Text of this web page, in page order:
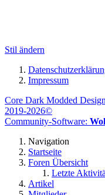
Stil ändern
Impressum
Core Dark Modded
2019-2026©
Community-Software:
Navigation
Startseite
Foren Übersicht
Letzte
Artikel